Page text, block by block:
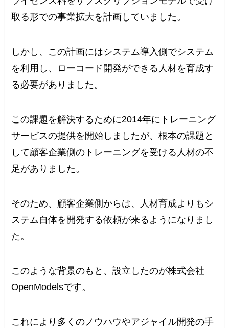
取る形での事業拡大を計画していました。
しかし、この計画にはシステム導入側でシステム
を利用し、ローコード開発ができる人材を育成す
る必要がありました。
この課題を解決するために2014年にトレーニング
サービスの提供を開始しましたが、根本の課題と
して顧客企業側のトレーニングを受ける人材の不
足がありました。
そのため、顧客企業側からは、人材育成よりもシ
ステム自体を開発する依頼が来るようになりまし
た。
このような背景のもと、設立したのが株式会社
OpenModelsです。
これにより多くのノウハウやアジャイル開発の手